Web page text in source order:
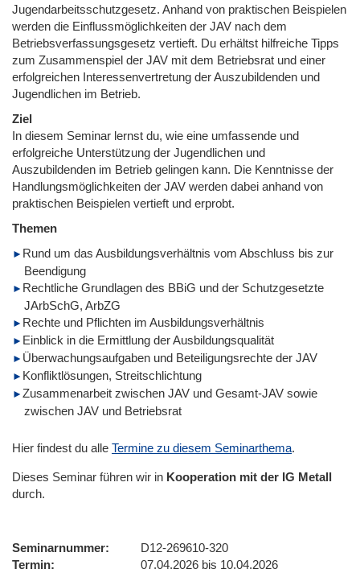
Jugendarbeitsschutzgesetz. Anhand von praktischen Beispielen
werden die Einflussmöglichkeiten der JAV nach dem
Betriebsverfassungsgesetz vertieft. Du erhältst hilfreiche Tipps
zum Zusammenspiel der JAV mit dem Betriebsrat und einer
erfolgreichen Interessenvertretung der Auszubildenden und
Jugendlichen im Betrieb.
Ziel
In diesem Seminar lernst du, wie eine umfassende und
erfolgreiche Unterstützung der Jugendlichen und
Auszubildenden im Betrieb gelingen kann. Die Kenntnisse der
Handlungsmöglichkeiten der JAV werden dabei anhand von
praktischen Beispielen vertieft und erprobt.
Themen
Rund um das Ausbildungsverhältnis vom Abschluss bis zur
Beendigung
Rechtliche Grundlagen des BBiG und der Schutzgesetzte
JArbSchG, ArbZG
Rechte und Pflichten im Ausbildungsverhältnis
Einblick in die Ermittlung der Ausbildungsqualität
Überwachungsaufgaben und Beteiligungsrechte der JAV
Konfliktlösungen, Streitschlichtung
Zusammenarbeit zwischen JAV und Gesamt-JAV sowie
zwischen JAV und Betriebsrat
Hier findest du alle Termine zu diesem Seminarthema.
Dieses Seminar führen wir in Kooperation mit der IG Metall
durch.
Seminarnummer
D12-269610-320
Termin
07.04.2026 bis 10.04.2026